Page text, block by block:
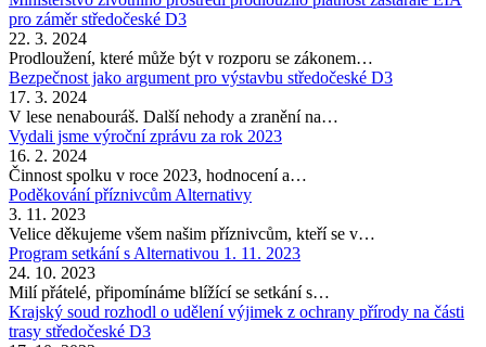
pro záměr středočeské D3
22. 3. 2024
Prodloužení, které může být v rozporu se zákonem…
Bezpečnost jako argument pro výstavbu středočeské D3
17. 3. 2024
V lese nenabouráš. Další nehody a zranění na…
Vydali jsme výroční zprávu za rok 2023
16. 2. 2024
Činnost spolku v roce 2023, hodnocení a…
Poděkování příznivcům Alternativy
3. 11. 2023
Velice děkujeme všem našim příznivcům, kteří se v…
Program setkání s Alternativou 1. 11. 2023
24. 10. 2023
Milí přátelé, připomínáme blížící se setkání s…
Krajský soud rozhodl o udělení výjimek z ochrany přírody na části
trasy středočeské D3